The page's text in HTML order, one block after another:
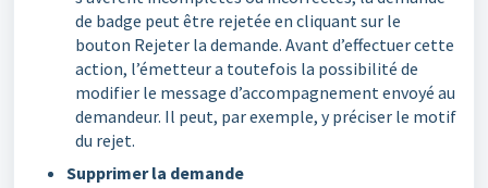
de badge peut être rejetée en cliquant sur le
bouton Rejeter la demande. Avant d’effectuer cette
action, l’émetteur a toutefois la possibilité de
modifier le message d’accompagnement envoyé au
demandeur. Il peut, par exemple, y préciser le motif
du rejet.
Supprimer la demande